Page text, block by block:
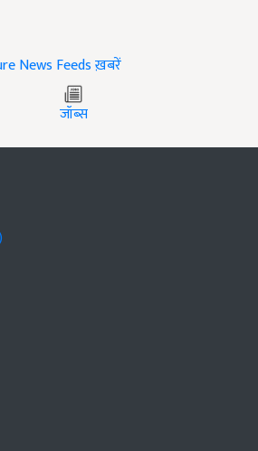
ख़बरें
जॉब्स